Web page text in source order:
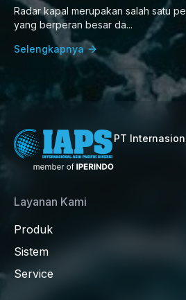
Radar kapal merupakan salah satu
yang berperan besar da...
Selengkapnya
PT
Layanan Kami
Produk
Sistem
Service